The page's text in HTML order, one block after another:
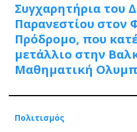
Συγχαρητήρια του
Παρανεστίου στον
Πρόδρομο, που
μετάλλιο στην
Μαθηματική
Πολιτισμός